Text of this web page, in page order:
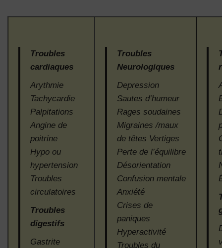
Troubles
cardiaques
Arythmie
Tachycardie
Palpitations
Angine de
poitrine
Hypo ou
hypertension
Troubles
circulatoires
Troubles
digestifs
Gastrite
Troubles
Neurologiques
Depression
Sautes d’humeur
Rages soudaines
Migraines /maux
de têtes Vertiges
Perte de l’équilibre
Désorientation
Confusion mentale
Anxiété
Crises de
paniques
Hyperactivité
Troubles du